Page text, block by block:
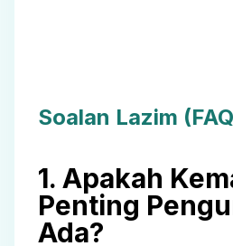
Soalan Lazim
1. Apakah
Penting
Ada?